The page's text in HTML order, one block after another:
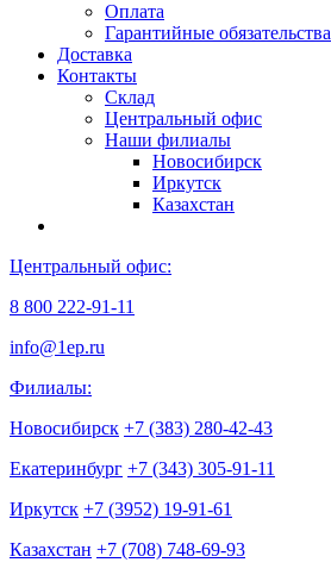
Оплата
Гарантийные обязательства
Доставка
Контакты
Склад
Центральный офис
Наши филиалы
Новосибирск
Иркутск
Казахстан
Центральный офис:
8 800 222-91-11
info@1ep.ru
Филиалы:
Новосибирск +7 (383) 280-42-43
Екатеринбург +7 (343) 305-91-11
Иркутск +7 (3952) 19-91-61
Казахстан +7 (708) 748-69-93